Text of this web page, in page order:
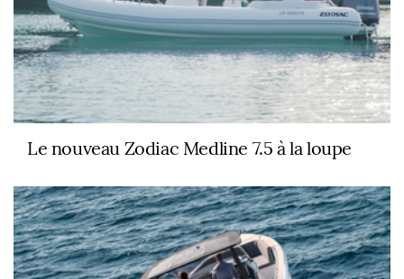
Le nouveau Zodiac Medline 7.5 à la loupe